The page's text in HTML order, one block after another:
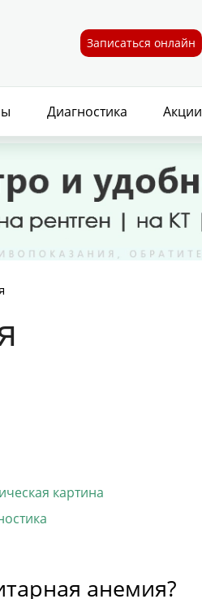
Записаться онлайн
Диагностика Акции
картина
анемия?